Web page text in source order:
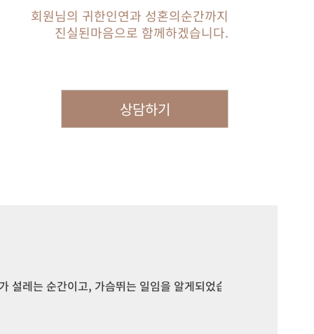
회원님의 귀한인연과 성혼의순간까지
진실된마음으로 함께하겠습니다.
상담하기
레는 순간이고, 가슴뛰는 일임을 알게되었습니다. 회원님